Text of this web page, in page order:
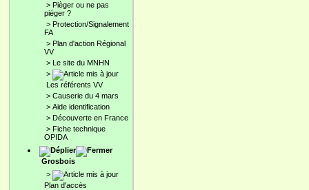
> Pièger ou ne pas
piéger ?
> Protection/Signalement
FA
> Plan d'action Régional
VV
> Le site du MNHN
>
Les référents VV
> Causerie du 4 mars
> Aide identification
> Découverte en France
> Fiche technique
OPIDA
Grosbois
>
Plan d'accès